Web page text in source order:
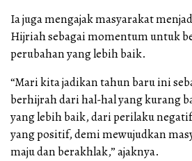
Ia juga mengajak masyarakat
Hijriah sebagai momentum untuk
perubahan yang lebih baik.
“Mari kita jadikan tahun baru ini
berhijrah dari hal-hal yang kurang
yang lebih baik, dari perilaku
yang positif, demi mewujudkan
maju dan berakhlak,” ajaknya.